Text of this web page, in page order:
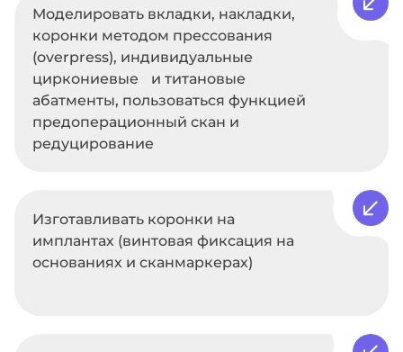
Моделировать вкладки, накладки,
коронки методом прессования
(overpress), индивидуальные
циркониевые и титановые
абатменты, пользоваться функцией
предоперационный скан и
редуцирование
Изготавливать коронки на
имплантах (винтовая фиксация на
основаниях и сканмаркерах)